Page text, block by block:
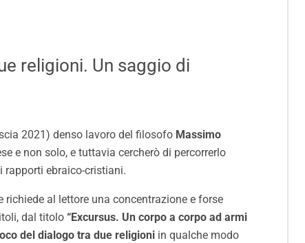
religioni. Un saggio di
2021) denso lavoro del filosofo Massimo
e non solo, e tuttavia cercherò di percorrerlo
rapporti ebraico-cristiani.
richiede al lettore una concentrazione e forse
dal titolo “Excursus. Un corpo a corpo ad armi
del dialogo tra due religioni in qualche modo